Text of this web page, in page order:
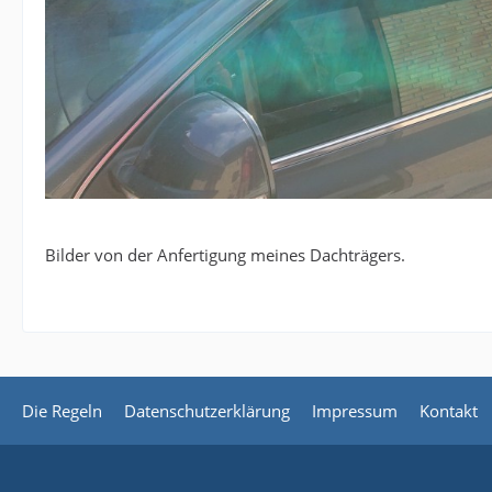
Bilder von der Anfertigung meines Dachträgers.
Die Regeln Datenschutzerklärung Impressum Kontakt